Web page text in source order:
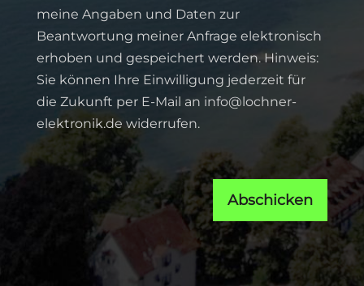
meine Angaben und Daten zur
Beantwortung meiner Anfrage elektronisch
erhoben und gespeichert werden. Hinweis:
Sie können Ihre Einwilligung jederzeit für
die Zukunft per E-Mail an info@lochner-
elektronik.de widerrufen.
Abschicken